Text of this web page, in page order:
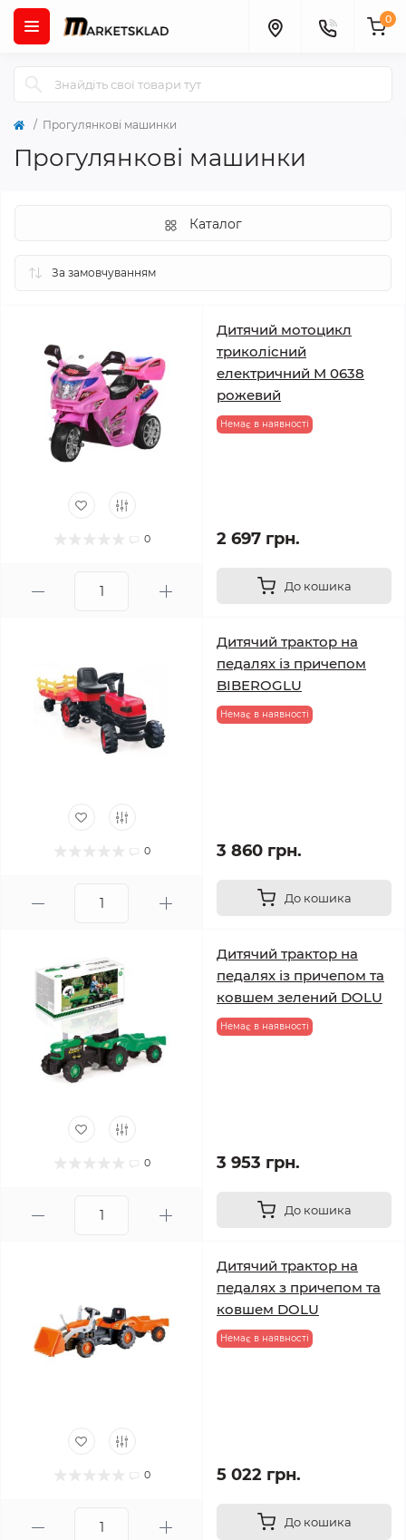
0
Прогулянкові машинки
Прогулянкові машинки
Каталог
0
Дитячий мотоцикл
триколісний
електричний M 0638
рожевий
Немає в наявності
2 697 грн.
До кошика
0
Дитячий трактор на
педалях із причепом
BIBEROGLU
Немає в наявності
3 860 грн.
До кошика
0
Дитячий трактор на
педалях із причепом та
ковшем зелений DOLU
Немає в наявності
3 953 грн.
До кошика
0
Дитячий трактор на
педалях з причепом та
ковшем DOLU
Немає в наявності
5 022 грн.
До кошика